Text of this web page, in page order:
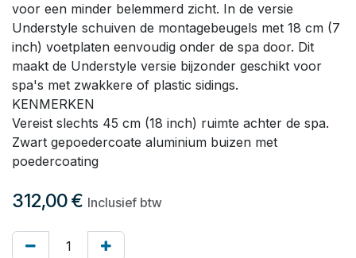
voor een minder belemmerd zicht. In de versie
Understyle schuiven de montagebeugels met 18 cm (7
inch) voetplaten eenvoudig onder de spa door. Dit
maakt de Understyle versie bijzonder geschikt voor
spa's met zwakkere of plastic sidings.
KENMERKEN
Vereist slechts 45 cm (18 inch) ruimte achter de spa.
Zwart gepoedercoate aluminium buizen met
poedercoating
312,00€ Inclusief btw